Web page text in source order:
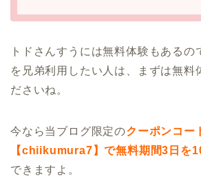
トドさんすうには無料体験もあるの
を兄弟利用したい人は、まずは無料
ださいね。
今なら当ブログ限定のクーポンコー
【chiikumura7】で無料期間3日を
できますよ。